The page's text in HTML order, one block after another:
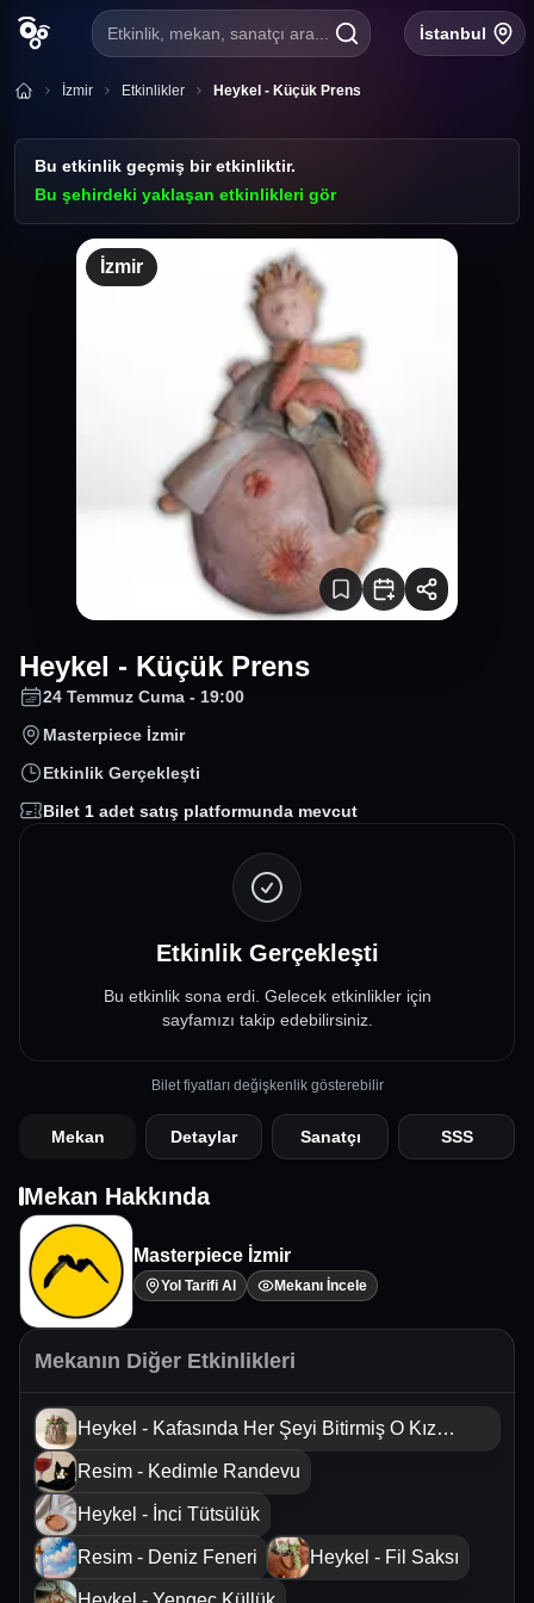
Etkinlik, mekan, sanatçı ara... İstanbul
İzmir Etkinlikler Heykel - Küçük Prens
Bu etkinlik geçmiş bir etkinliktir.
Bu şehirdeki yaklaşan etkinlikleri gör
İzmir
Heykel - Küçük Prens
24 Temmuz Cuma - 19:00
Masterpiece İzmir
Etkinlik Gerçekleşti
Bilet 1 adet satış platformunda mevcut
Etkinlik Gerçekleşti
Bu etkinlik sona erdi. Gelecek etkinlikler için
sayfamızı takip edebilirsiniz.
Bilet fiyatları değişkenlik gösterebilir
Mekan Detaylar Sanatçı SSS
Mekan Hakkında
Masterpiece İzmir
Yol Tarifi Al Mekanı İncele
Mekanın Diğer Etkinlikleri
Heykel - Kafasında Her Şeyi Bitirmiş O Kız
Resim - Kedimle Randevu
Heykel - İnci Tütsülük
Resim - Deniz Feneri Heykel - Fil Saksı